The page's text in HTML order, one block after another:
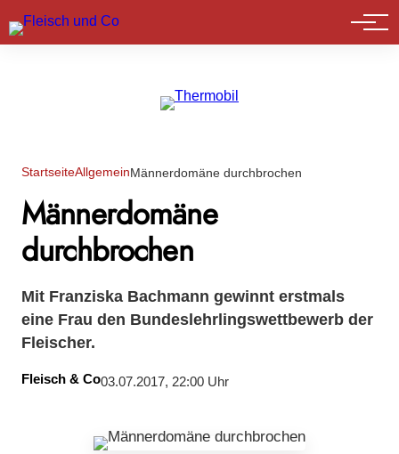
Marktführer
StartseiteAllgemeinMännerdomäne durchbrochen
Männerdomäne
durchbrochen
Mit Franziska Bachmann gewinnt erstmals
eine Frau den Bundeslehrlingswettbewerb der
Fleischer.
Fleisch & Co03.07.2017, 22:00 Uhr